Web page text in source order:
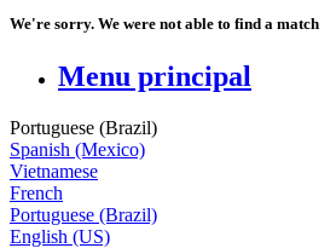
We're sorry. We were not able to find a match
Menu principal
Portuguese (Brazil)
Spanish (Mexico)
Vietnamese
French
Portuguese (Brazil)
English (US)